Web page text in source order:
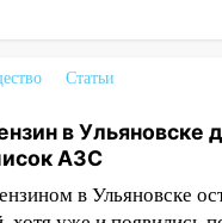
миллиона рублей:
банда
Статьи
в Ульяновске
АЗС
в Ульяновске